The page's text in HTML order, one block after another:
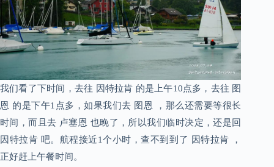
我们看了下时间，去往 因特拉肯 的是上午10点多，去往 图
恩 的是下午1点多，如果我们去 图恩 ，那么还需要等很长
时间，而且去 卢塞恩 也晚了，所以我们临时决定，还是回
因特拉肯 吧。航程接近1个小时，查不到到了 因特拉肯 ，
正好赶上午餐时间。